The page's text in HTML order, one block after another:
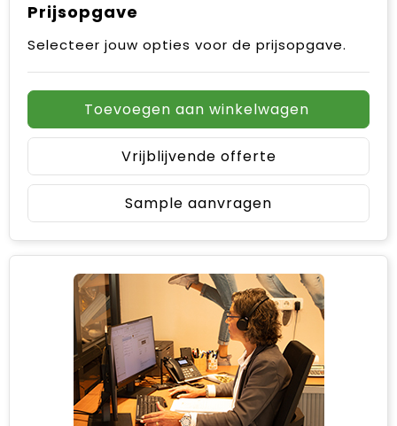
Prijsopgave
Selecteer jouw opties voor de prijsopgave.
Toevoegen aan winkelwagen
Vrijblijvende offerte
Sample aanvragen